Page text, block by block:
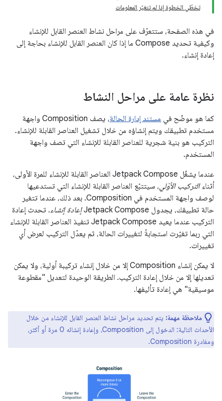
تخطّي الخطوة إذا لم تتغيّر المعلومات
في هذه الصفحة، ستتعرّف على مراحل نشاط العنصر القابل للإنشاء
وكيفية تحديد Compose ما إذا كان العنصر القابل للإنشاء بحاجة إلى
إعادة إنشاء.
نظرة عامة على مراحل النشاط
كما هو موضّح في مستند إدارة الحالة
، يصف Composition واجهة
مستخدم تطبيقك ويتم إنشاؤه من خلال تشغيل العناصر القابلة للإنشاء.
التركيب هو بنية شجرية للعناصر القابلة للإنشاء التي تصف واجهة
المستخدم.
عندما يشغّل Jetpack Compose العناصر القابلة للإنشاء للمرة الأولى،
أثناءالتركيب الأوّلي، سيتتبّع العناصر القابلة للإنشاء التي تستدعيها
لوصف واجهة المستخدم في Composition. بعد ذلك، عندما تتغير
حالة تطبيقك، يجدول Jetpack Compose
إعادة إنشاء. تحدث إعادة
التركيب عندما يعيد Jetpack Compose تنفيذ العناصر القابلة للإنشاء
التي ربما تغيّرت استجابةً لتغييرات الحالة، ثم يعدّل التركيب لعرض أي
تغييرات.
لا يمكن إنشاء Composition إلا من خلال إنشاء تركيبة أولية، ولا يمكن
تعديلها إلا من خلال إعادة التركيب. الطريقة الوحيدة لتعديل "مقطوعة
موسيقية" هي إعادة تأليفها.
ملاحظة مهمة: يتم تحديد مراحل نشاط العنصر القابل للإنشاء من خلال
الأحداث التالية: الدخول إلى Composition، وإعادة إنشائه 0 مرة أو أكثر،
ومغادرة Composition.